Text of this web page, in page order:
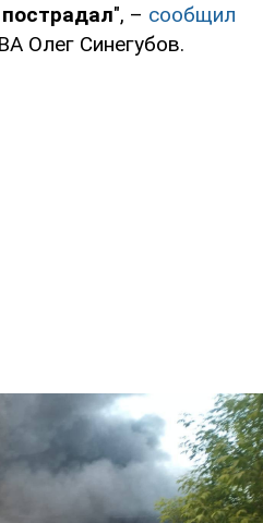
", – сообщил
Олег Синегубов.